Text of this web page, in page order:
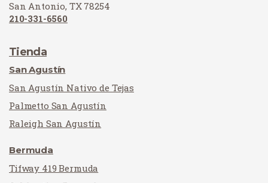
San Antonio, TX 78254
210-331-6560
Tienda
San Agustín
San Agustín Nativo de Tejas
Palmetto San Agustín
Raleigh San Agustín
Bermuda
Tifway 419 Bermuda